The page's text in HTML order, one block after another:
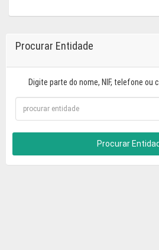
Procurar Entidade
Digite parte do nome, NIF, telefone ou
Procurar